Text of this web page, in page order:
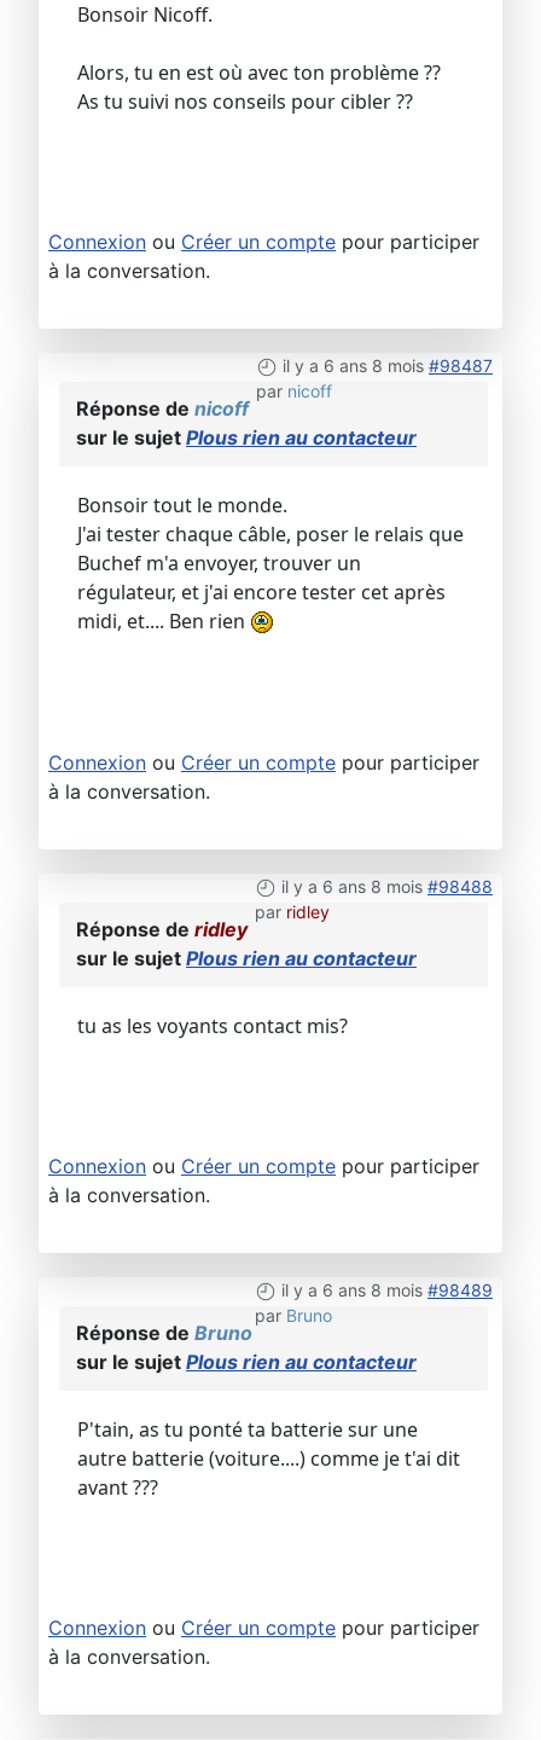
Bonsoir Nicoff.
Alors, tu en est où avec ton problème ??
As tu suivi nos conseils pour cibler ??
Connexion ou Créer un compte pour participer
à la conversation.
il y a 6 ans 8 mois #98487
par nicoff
Réponse de nicoff
sur le sujet Plous rien au contacteur
Bonsoir tout le monde.
J'ai tester chaque câble, poser le relais que
Buchef m'a envoyer, trouver un
régulateur, et j'ai encore tester cet après
midi, et.... Ben rien
Connexion ou Créer un compte pour participer
à la conversation.
il y a 6 ans 8 mois #98488
par ridley
Réponse de ridley
sur le sujet Plous rien au contacteur
tu as les voyants contact mis?
Connexion ou Créer un compte pour participer
à la conversation.
il y a 6 ans 8 mois #98489
par Bruno
Réponse de Bruno
sur le sujet Plous rien au contacteur
P'tain, as tu ponté ta batterie sur une
autre batterie (voiture....) comme je t'ai dit
avant ???
Connexion ou Créer un compte pour participer
à la conversation.